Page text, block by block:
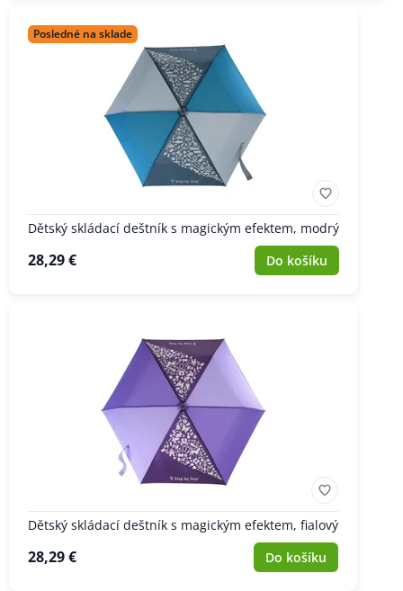
Posledné na sklade
Dětský skládací deštník s magickým efektem, modrý
28,29 € Do košíku
Dětský skládací deštník s magickým efektem, fialový
28,29 € Do košíku